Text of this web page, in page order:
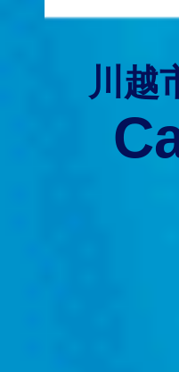
川越